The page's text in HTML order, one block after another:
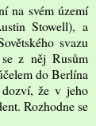
na svém území
Stowell), a
svazu
z něj Rusům
do Berlína
dozví, že v jeho
Rozhodne se